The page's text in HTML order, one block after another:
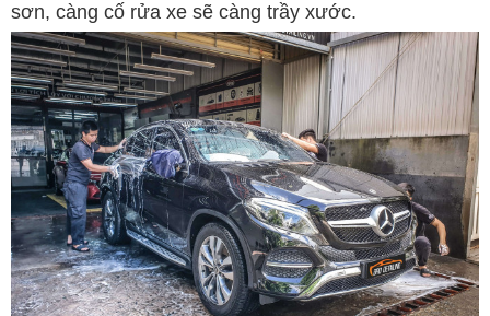
sơn, càng cố rửa xe sẽ càng trầy xước.